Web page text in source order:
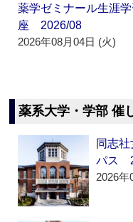
薬学ゼミナール生涯
座 2026/08
2026年08月04日 (火)
薬系大学・学部 催
同志
パス
2026年